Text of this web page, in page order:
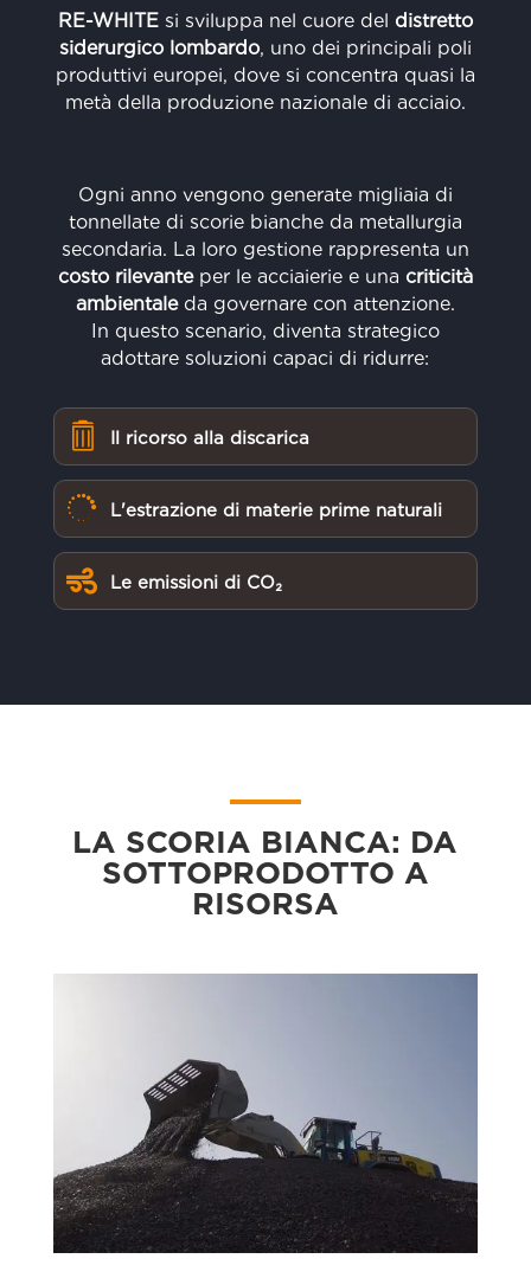
RE-WHITEsi sviluppa nel cuore del distretto
siderurgico lombardo, uno dei principali poli
produttivi europei, dove si concentra quasi la
metà della produzione nazionale di acciaio.
Ogni anno vengono generate migliaia di
tonnellate di scorie bianche da metallurgia
secondaria. La loro gestione rappresenta un
costo rilevanteper le acciaierie e una criticità
ambientaleda governare con attenzione.
In questo scenario, diventa strategico
adottare soluzioni capaci di ridurre:
 Il ricorso alla discarica
 L'estrazione di materie prime naturali
 Le emissioni di CO₂
LA SCORIA BIANCA: DA
SOTTOPRODOTTO A
RISORSA